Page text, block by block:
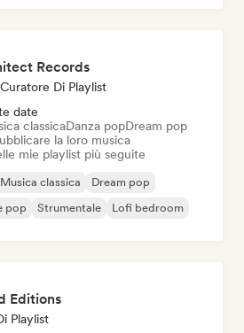
Records
Di Playlist
date
classicaDanza popDream pop
la loro musica
mie playlist più seguite
Musica classica
Dream pop
pop Strumentale Lofi bedroom
Editions
Playlist